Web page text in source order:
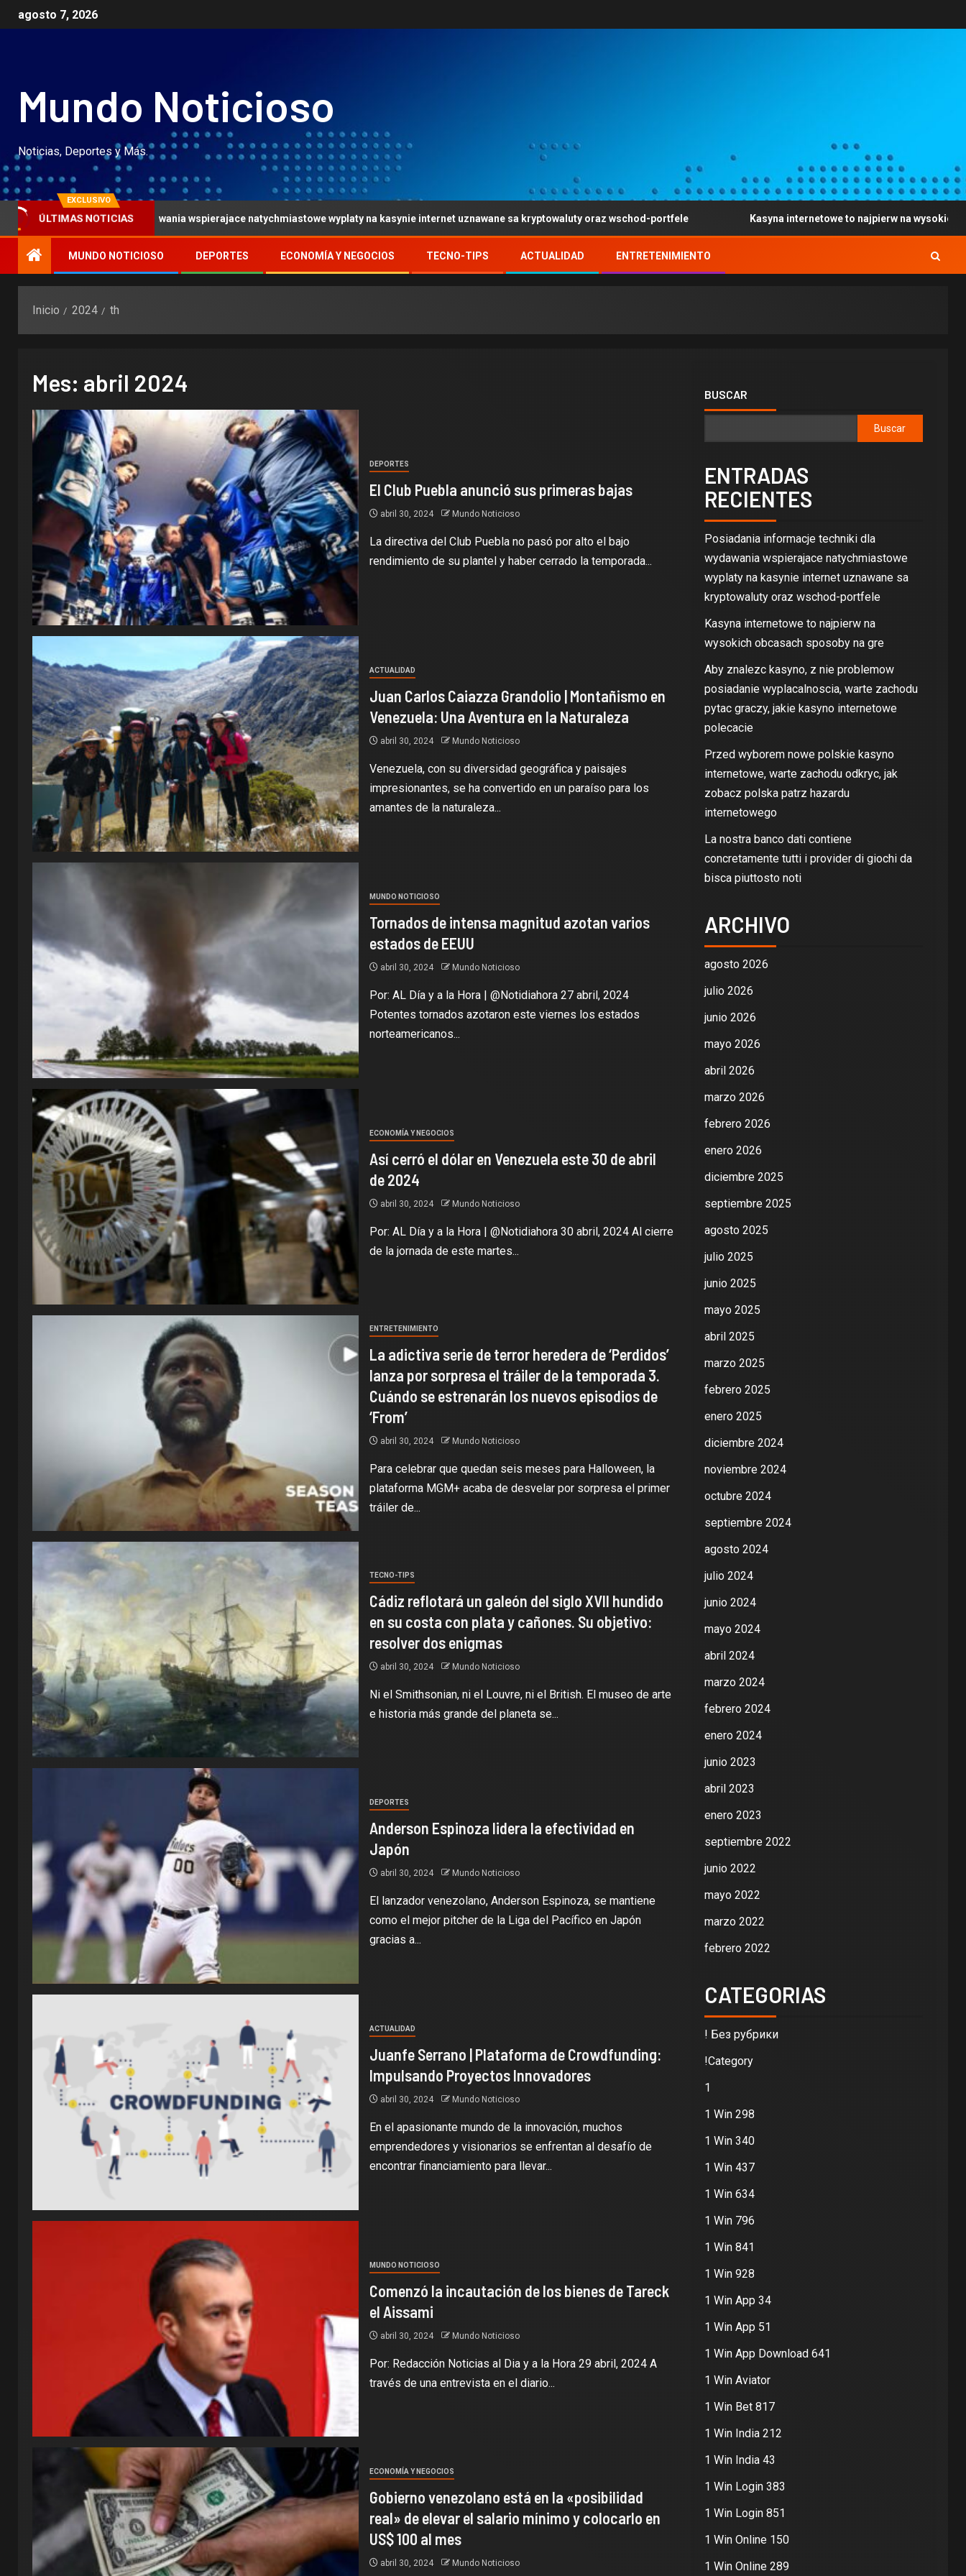
agosto 7, 2026
Mundo Noticioso
Noticias, Deportes y Más.
EXCLUSIVO
ÚLTIMAS NOTICIAS
dla wydawania wspierajace natychmiastowe wyplaty na kasynie internet uznawane sa kryptowaluty oraz wschod-portfele Kasyna internetowe to najpierw na wysokich obcasach
MUNDO NOTICIOSO DEPORTES ECONOMÍA Y NEGOCIOS TECNO-TIPS ACTUALIDAD ENTRETENIMIENTO
Inicio 2024 th
Mes: abril 2024
DEPORTES
El Club Puebla anunció sus primeras bajas
abril 30, 2024 Mundo Noticioso
La directiva del Club Puebla no pasó por alto el bajo
rendimiento de su plantel y haber cerrado la temporada...
ACTUALIDAD
Juan Carlos Caiazza Grandolio | Montañismo en
Venezuela: Una Aventura en la Naturaleza
abril 30, 2024 Mundo Noticioso
Venezuela, con su diversidad geográfica y paisajes
impresionantes, se ha convertido en un paraíso para los
amantes de la naturaleza...
MUNDO NOTICIOSO
Tornados de intensa magnitud azotan varios
estados de EEUU
abril 30, 2024 Mundo Noticioso
Por: AL Día y a la Hora | @Notidiahora 27 abril, 2024
Potentes tornados azotaron este viernes los estados
norteamericanos...
ECONOMÍA Y NEGOCIOS
Así cerró el dólar en Venezuela este 30 de abril
de 2024
abril 30, 2024 Mundo Noticioso
Por: AL Día y a la Hora | @Notidiahora 30 abril, 2024 Al cierre
de la jornada de este martes...
ENTRETENIMIENTO
La adictiva serie de terror heredera de ‘Perdidos’
lanza por sorpresa el tráiler de la temporada 3.
Cuándo se estrenarán los nuevos episodios de
‘From’
abril 30, 2024 Mundo Noticioso
Para celebrar que quedan seis meses para Halloween, la
plataforma MGM+ acaba de desvelar por sorpresa el primer
tráiler de...
TECNO-TIPS
Cádiz reflotará un galeón del siglo XVII hundido
en su costa con plata y cañones. Su objetivo:
resolver dos enigmas
abril 30, 2024 Mundo Noticioso
Ni el Smithsonian, ni el Louvre, ni el British. El museo de arte
e historia más grande del planeta se...
DEPORTES
Anderson Espinoza lidera la efectividad en
Japón
abril 30, 2024 Mundo Noticioso
El lanzador venezolano, Anderson Espinoza, se mantiene
como el mejor pitcher de la Liga del Pacífico en Japón
gracias a...
ACTUALIDAD
Juanfe Serrano | Plataforma de Crowdfunding:
Impulsando Proyectos Innovadores
abril 30, 2024 Mundo Noticioso
En el apasionante mundo de la innovación, muchos
emprendedores y visionarios se enfrentan al desafío de
encontrar financiamiento para llevar...
MUNDO NOTICIOSO
Comenzó la incautación de los bienes de Tareck
el Aissami
abril 30, 2024 Mundo Noticioso
Por: Redacción Noticias al Dia y a la Hora 29 abril, 2024 A
través de una entrevista en el diario...
ECONOMÍA Y NEGOCIOS
Gobierno venezolano está en la «posibilidad
real» de elevar el salario mínimo y colocarlo en
US$ 100 al mes
abril 30, 2024 Mundo Noticioso
BUSCAR
Buscar
ENTRADAS
RECIENTES
Posiadania informacje techniki dla
wydawania wspierajace natychmiastowe
wyplaty na kasynie internet uznawane sa
kryptowaluty oraz wschod-portfele
Kasyna internetowe to najpierw na
wysokich obcasach sposoby na gre
Aby znalezc kasyno, z nie problemow
posiadanie wyplacalnoscia, warte zachodu
pytac graczy, jakie kasyno internetowe
polecacie
Przed wyborem nowe polskie kasyno
internetowe, warte zachodu odkryc, jak
zobacz polska patrz hazardu
internetowego
La nostra banco dati contiene
concretamente tutti i provider di giochi da
bisca piuttosto noti
ARCHIVO
agosto 2026
julio 2026
junio 2026
mayo 2026
abril 2026
marzo 2026
febrero 2026
enero 2026
diciembre 2025
septiembre 2025
agosto 2025
julio 2025
junio 2025
mayo 2025
abril 2025
marzo 2025
febrero 2025
enero 2025
diciembre 2024
noviembre 2024
octubre 2024
septiembre 2024
agosto 2024
julio 2024
junio 2024
mayo 2024
abril 2024
marzo 2024
febrero 2024
enero 2024
junio 2023
abril 2023
enero 2023
septiembre 2022
junio 2022
mayo 2022
marzo 2022
febrero 2022
CATEGORIAS
! Без рубрики
!Category
1
1 Win 298
1 Win 340
1 Win 437
1 Win 634
1 Win 796
1 Win 841
1 Win 928
1 Win App 34
1 Win App 51
1 Win App Download 641
1 Win Aviator
1 Win Bet 817
1 Win India 212
1 Win India 43
1 Win Login 383
1 Win Login 851
1 Win Online 150
1 Win Online 289